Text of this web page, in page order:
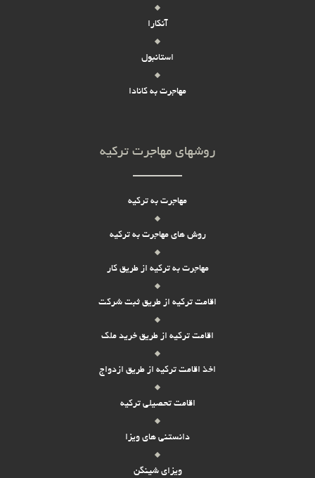
آنکارا
استانبول
مهاجرت به کانادا
روشهای مهاجرت ترکیه
مهاجرت به ترکیه
روش های مهاجرت به ترکیه
مهاجرت به ترکیه از طریق کار
اقامت ترکیه از طریق ثبت شرکت
اقامت ترکیه از طریق خرید ملک
اخذ اقامت ترکیه از طریق ازدواج
اقامت تحصیلی ترکیه
دانستنی های ویزا
ویزای شینگن